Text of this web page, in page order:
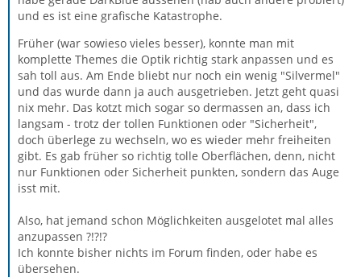
und es ist eine grafische Katastrophe.
Früher (war sowieso vieles besser), konnte man mit
komplette Themes die Optik richtig stark anpassen und es
sah toll aus. Am Ende bliebt nur noch ein wenig "Silvermel"
und das wurde dann ja auch ausgetrieben. Jetzt geht quasi
nix mehr. Das kotzt mich sogar so dermassen an, dass ich
langsam - trotz der tollen Funktionen oder "Sicherheit",
doch überlege zu wechseln, wo es wieder mehr freiheiten
gibt. Es gab früher so richtig tolle Oberflächen, denn, nicht
nur Funktionen oder Sicherheit punkten, sondern das Auge
isst mit.
Also, hat jemand schon Möglichkeiten ausgelotet mal alles
anzupassen ?!?!?
Ich konnte bisher nichts im Forum finden, oder habe es
übersehen.